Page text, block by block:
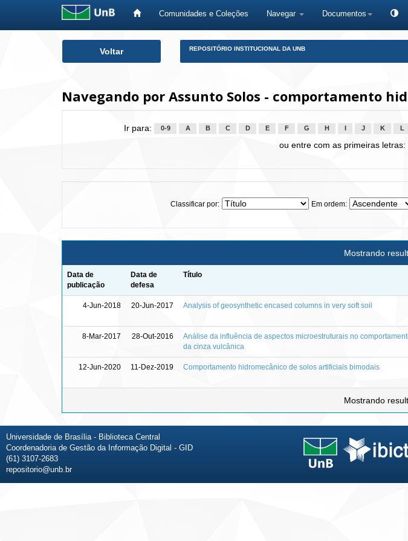
Comunidades e Coleções Navegar Documentos
Voltar REPOSITÓRIO INSTITUCIONAL DA UNB
Navegando por Assunto Solos - comportamento
Ir para: 0-9 A B C D E F G H J K L
ou entre com as primeiras letras:
Classificar por: Em ordem:
Mostrando
Data de
publicação
Data de
defesa
Título
4-Jun-2018 20-Jun-2017 Analysis of geosynthetic encased columns in very soft soil
8-Mar-2017 28-Out-2016
Análise da influência de aspectos microestruturais no
da cinza vulcânica
12-Jun-2020 11-Dez-2019 Comportamento hidromecânico de solos artificiais bimodais
Mostrando
Universidade de Brasília - Biblioteca Central
Coordenadoria de Gestão da Informação Digital - GID
(61) 3107-2683
repositorio@unb.br